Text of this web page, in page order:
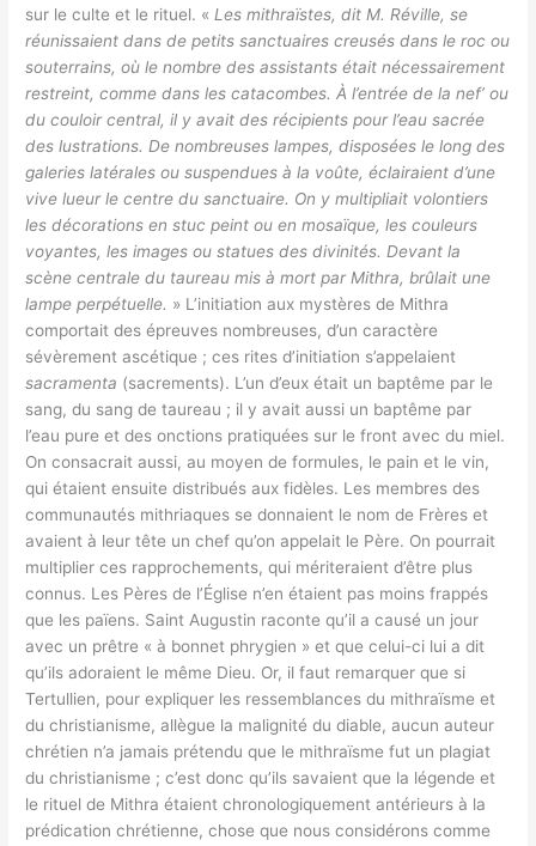
sur le culte et le rituel. « Les mithraïstes, dit M. Réville, se
réunissaient dans de petits sanctuaires creusés dans le roc ou
souterrains, où le nombre des assistants était nécessairement
restreint, comme dans les catacombes. À l’entrée de la nef’ ou
du couloir central, il y avait des récipients pour l’eau sacrée
des lustrations. De nombreuses lampes, disposées le long des
galeries latérales ou suspendues à la voûte, éclairaient d’une
vive lueur le centre du sanctuaire. On y multipliait volontiers
les décorations en stuc peint ou en mosaïque, les couleurs
voyantes, les images ou statues des divinités. Devant la
scène centrale du taureau mis à mort par Mithra, brûlait une
lampe perpétuelle. » L’initiation aux mystères de Mithra
comportait des épreuves nombreuses, d’un caractère
sévèrement ascétique ; ces rites d’initiation s’appelaient
sacramenta (sacrements). L’un d’eux était un baptême par le
sang, du sang de taureau ; il y avait aussi un baptême par
l’eau pure et des onctions pratiquées sur le front avec du miel.
On consacrait aussi, au moyen de formules, le pain et le vin,
qui étaient ensuite distribués aux fidèles. Les membres des
communautés mithriaques se donnaient le nom de Frères et
avaient à leur tête un chef qu’on appelait le Père. On pourrait
multiplier ces rapprochements, qui mériteraient d’être plus
connus. Les Pères de l’Église n’en étaient pas moins frappés
que les païens. Saint Augustin raconte qu’il a causé un jour
avec un prêtre « à bonnet phrygien » et que celui-ci lui a dit
qu’ils adoraient le même Dieu. Or, il faut remarquer que si
Tertullien, pour expliquer les ressemblances du mithraïsme et
du christianisme, allègue la malignité du diable, aucun auteur
chrétien n’a jamais prétendu que le mithraïsme fut un plagiat
du christianisme ; c’est donc qu’ils savaient que la légende et
le rituel de Mithra étaient chronologiquement antérieurs à la
prédication chrétienne, chose que nous considérons comme